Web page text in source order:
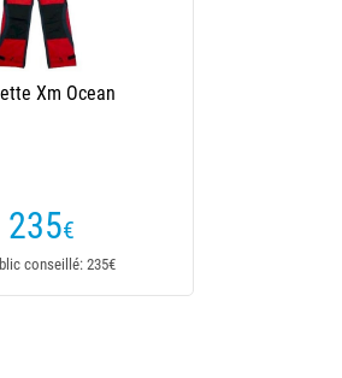
Xm Ocean
235€
conseillé: 235€